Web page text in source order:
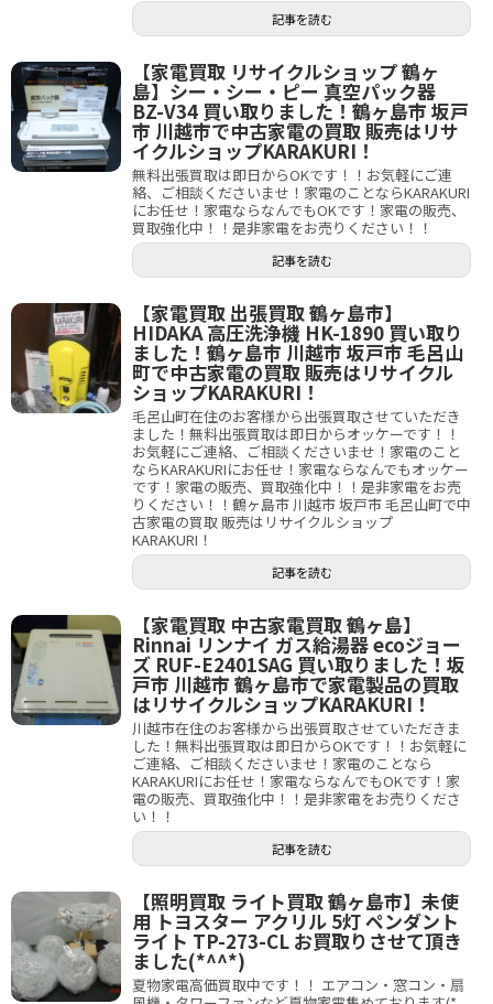
記事を読む
【家電買取 リサイクルショップ 鶴ヶ
島】シー・シー・ピー 真空パック器
BZ-V34 買い取りました！鶴ヶ島市 坂戸
市 川越市で中古家電の買取 販売はリサ
イクルショップKARAKURI！
無料出張買取は即日からOKです！！お気軽にご連
絡、ご相談くださいませ！家電のことならKARAKURI
にお任せ！家電ならなんでもOKです！家電の販売、
買取強化中！！是非家電をお売りください！！
記事を読む
【家電買取 出張買取 鶴ヶ島市】
HIDAKA 高圧洗浄機 HK-1890 買い取り
ました！鶴ヶ島市 川越市 坂戸市 毛呂山
町で中古家電の買取 販売はリサイクル
ショップKARAKURI！
毛呂山町在住のお客様から出張買取させていただき
ました！無料出張買取は即日からオッケーです！！
お気軽にご連絡、ご相談くださいませ！家電のこと
ならKARAKURIにお任せ！家電ならなんでもオッケー
です！家電の販売、買取強化中！！是非家電をお売
りください！！鶴ヶ島市 川越市 坂戸市 毛呂山町で中
古家電の買取 販売はリサイクルショップ
KARAKURI！
記事を読む
【家電買取 中古家電買取 鶴ヶ島】
Rinnai リンナイ ガス給湯器 ecoジョー
ズ RUF-E2401SAG 買い取りました！坂
戸市 川越市 鶴ヶ島市で家電製品の買取
はリサイクルショップKARAKURI！
川越市在住のお客様から出張買取させていただきま
した！無料出張買取は即日からOKです！！お気軽に
ご連絡、ご相談くださいませ！家電のことなら
KARAKURIにお任せ！家電ならなんでもOKです！家
電の販売、買取強化中！！是非家電をお売りくださ
い！！
記事を読む
【照明買取 ライト買取 鶴ヶ島市】未使
用 トヨスター アクリル 5灯 ペンダント
ライト TP-273-CL お買取りさせて頂き
ました(*^^*)
夏物家電高価買取中です！！ エアコン・窓コン・扇